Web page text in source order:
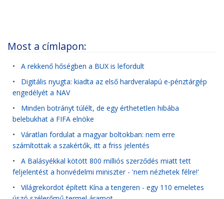
Most a címlapon:
• A rekkenő hőségben a BUX is lefordult
• Digitális nyugta: kiadta az első hardveralapú e-pénztárgép
engedélyét a NAV
• Minden botrányt túlélt, de egy érthetetlen hibába
belebukhat a FIFA elnöke
• Váratlan fordulat a magyar boltokban: nem erre
számítottak a szakértők, itt a friss jelentés
• A Balásyékkal kötött 800 milliós szerződés miatt tett
feljelentést a honvédelmi miniszter - 'nem nézhetek félre!'
• Világrekordot épített Kína a tengeren - egy 110 emeletes